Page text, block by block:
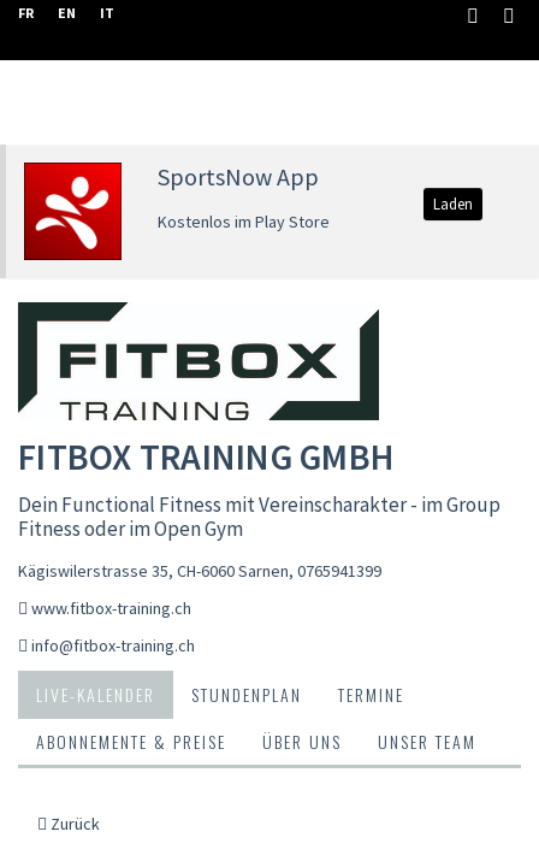
FR EN IT
SportsNow App
Kostenlos im Play Store
Laden
FITBOX TRAINING GMBH
Dein Functional Fitness mit Vereinscharakter - im Group
Fitness oder im Open Gym
Kägiswilerstrasse 35, CH-6060 Sarnen, 0765941399
www.fitbox-training.ch
info@fitbox-training.ch
LIVE-KALENDER STUNDENPLAN
TERMINE
ABONNEMENTE & PREISE
ÜBER UNS UNSER TEAM
Zurück